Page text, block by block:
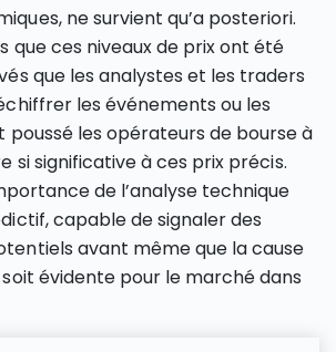
ne survient qu’a posteriori.
que ces niveaux de prix ont été
que les analystes et les traders
les événements ou les
poussé les opérateurs de bourse à
si significative à ces prix précis.
de l’analyse technique
capable de signaler des
avant même que la cause
évidente pour le marché dans